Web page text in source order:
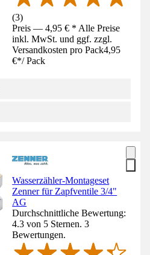
(3)
Preis — 4,95 € * Alle Preise
inkl. MwSt. und ggf. zzgl.
Versandkosten pro Pack4,95
€*/ Pack
Wasserzähler-Montageset
Zenner für Zapfventile 3/4"
AG
Durchschnittliche Bewertung:
4.3 von 5 Sternen. 3
Bewertungen.